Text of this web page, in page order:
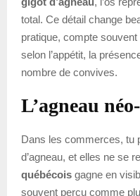
total. Ce détail change
pratique, compte souvent
selon l’appétit, la
nombre de convives.
L’agneau
Dans les commerces, tu
d’agneau, et elles ne se
québécois gagne en
souvent perçu comme